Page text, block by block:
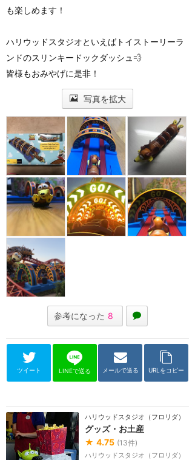
も楽しめます！
ハリウッドスタジオといえばトイストーリーラ
ンドのスリンキードックダッシュ💨
皆様もおみやげに是非！
写真を拡大
参考になった 8
ツイート LINEで送る メールで送る URLをコピー
ハリウッドスタジオ（フロリダ）
グッズ・お土産
★ 4.75 (13件)
ハリウッドスタジオ（フロリダ）